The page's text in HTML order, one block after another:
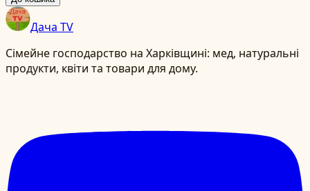
Дача TV
Сімейне господарство на Харківщині: мед, натуральні
продукти, квіти та товари для дому.